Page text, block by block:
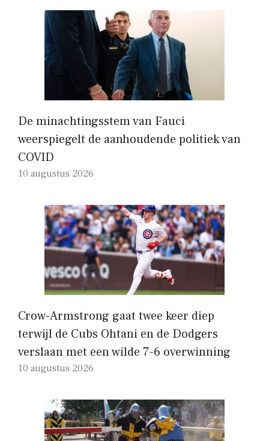
De minachtingsstem van Fauci
weerspiegelt de aanhoudende politiek van
COVID
10 augustus 2026
Crow-Armstrong gaat twee keer diep
terwijl de Cubs Ohtani en de Dodgers
verslaan met een wilde 7-6 overwinning
10 augustus 2026